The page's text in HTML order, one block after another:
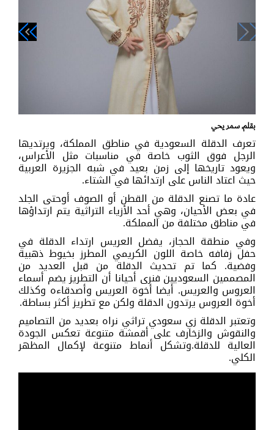
navigate_before
navigate_next
بقلم, سمر يحي
تعرف الدقلة السعودية في مناطق المملكة، ويرتديها
الرجل فوق الثوب خاصة في مناسبات مثل الأعراس،
ويعود تاريخها إلى زمن بعيد في شبه الجزيرة العربية
حيث اعتاد الناس على ارتدائها في الشتاء.
عادة ما تصنع الدقلة من القطن أو الصوف أوحتى الجلد
في بعض الأحيان، وهي أحد الأزياء التراثية يتم ارتداؤها
في مناطق مختلفة من المملكة.
وفي منطقة الحجاز، يفضل العريس ارتداء الدقلة في
حفل زفافه خاصة اللون الكريمي المطرز بخيوط ذهبية
وفضية. كما تم تحديث الدقلة من قبل العديد من
المصممين السعوديين فنرى أحيانا أن التطريز يضم أسماء
العروس والعريس. أيضا أخوة العريس وأصدقاءه وكذلك
أخوة العروس يرتدون الدقلة ولكن مع تطريز أكثر بساطة.
وتعتبر الدقلة زي سعودي تراثي نراه بعديد من التصاميم
والنقوش والزخارف على أقمشة متنوعة تعكس الجودة
العالية للدقلة.وتشكل أنماط متنوعة لإكمال المظهر
الكلي.